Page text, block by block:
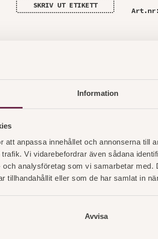
Information
att anpassa innehållet och annonserna till
Vi vidarebefordrar även sådana
analysföretag som vi samarbetar
tillhandahållit eller som de har samlat in
Avvisa
SKRIV UT ETIKETT